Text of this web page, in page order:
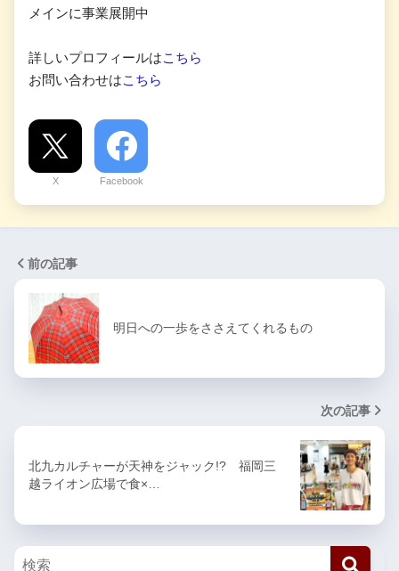
メインに事業展開中
詳しいプロフィールはこちら
お問い合わせはこちら
X Facebook
前の記事
明日への一歩をささえてくれるもの
次の記事
北九カルチャーが天神をジャック!? 福岡三
越ライオン広場で食×…